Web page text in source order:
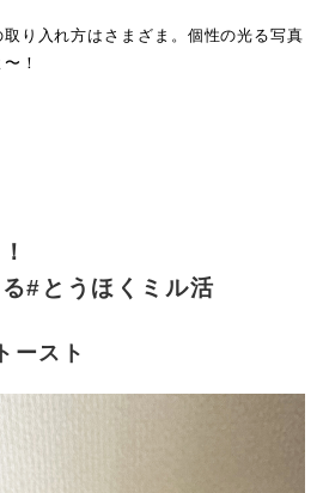
り入れ方はさまざま。個性の光る写真
！
#とうほくミル活
ースト